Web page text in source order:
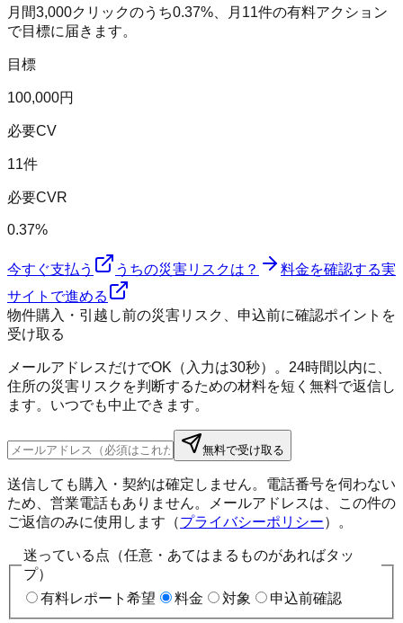
月間3,000クリックのうち0.37%、月 11件の有料アクション
で目標に届きます。
目標
100,000円
必要CV
11件
必要CVR
0.37%
今すぐ支払う うちの災害リスクは？ 料金を確認する実
サイトで進める
物件購入・引越し前の災害リスク、申込前に確認ポイントを
受け取る
メールアドレスだけでOK（入力は30秒）。24時間以内に、
住所の災害リスクを判断するための材料を短く無料で返信し
ます。いつでも中止できます。
無料で受け取る
送信しても購入・契約は確定しません。電話番号を伺わない
ため、営業電話もありません。メールアドレスは、この件の
ご返信のみに使用します（プライバシーポリシー）。
迷っている点（任意・あてはまるものがあればタッ
プ）
有料レポート希望
料金 対象 申込前確認